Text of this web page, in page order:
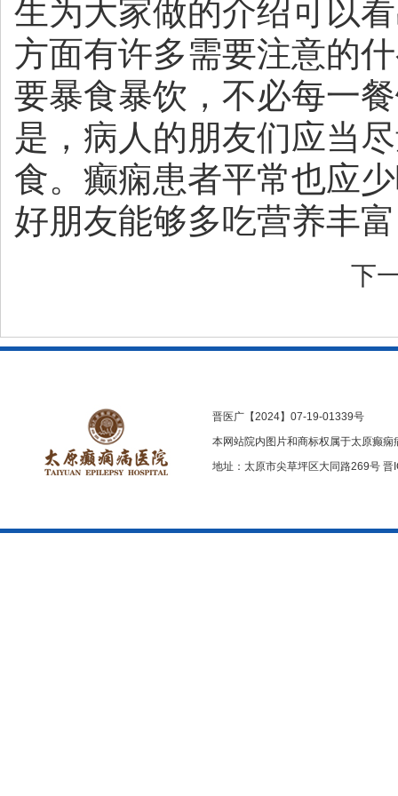
生为大家做的介绍可以
方面有许多需要注意的
要暴食暴饮，不必每一
是，病人的朋友们应当
食。癫痫患者平常也应
好朋友能够多吃营养丰
下
晋医广【2024】07-19-01339号
本网站院内图片和商标权属于太原癫
地址：太原市尖草坪区大同路269号 晋